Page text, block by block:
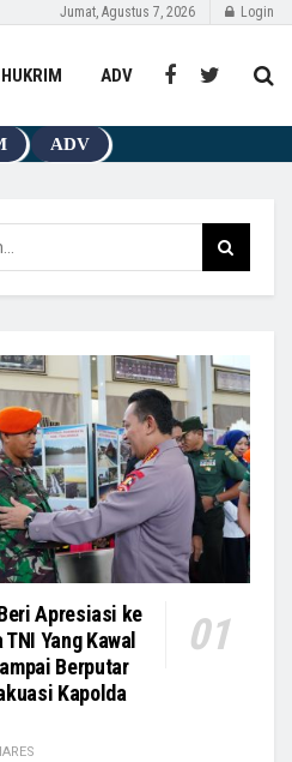
Jumat, Agustus 7, 2026 Login
HUKRIM ADV
ADV
Apresiasi ke
Yang Kawal
Berputar
Kapolda